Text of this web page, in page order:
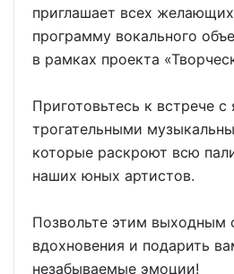
приглашает всех
программу вокального
в рамках проекта
Приготовьтесь к встрече
трогательными
которые раскроют всю
наших юных артистов.
Позвольте этим выходным
вдохновения и подарить
незабываемые эмоции!